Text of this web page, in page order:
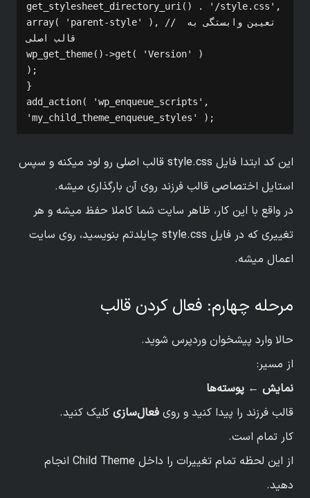
get_stylesheet_directory_uri() . '/style.css',
array( 'parent-style' ), // تعیین وابستگی به
قالب اصلی
wp_get_theme()->get( 'Version' )
);
}
add_action( 'wp_enqueue_scripts',
'my_child_theme_enqueue_styles' );
این کد ابتدا فایل style.css قالب اصلی رو لود میکنه و سپس
استایل اختصاصی قالب فرزند روی آن بارگذاری میشه.
در واقع با این کار، ظاهر سایت شما کاملا حفظ میشه و هر
تغییری که در فایل style.css چایلدتم بنویسید، روی سایت
اعمال میشه.
مرحله چهارم: فعال کردن قالب
حالا وارد پیشخوان وردپرس شوید.
از مسیر:
نمایش ← پوسته‌ها
قالب فرزند را پیدا کنید و روی فعال‌سازی کلیک کنید.
کار تمام است.
از این لحظه تمام تغییرات را داخل Child Theme انجام
دهید.